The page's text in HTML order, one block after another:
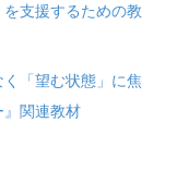
支援するための教
く「望む状態」に焦
』関連教材